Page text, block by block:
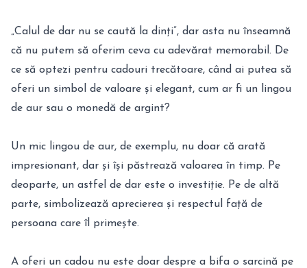
„Calul de dar nu se caută la dinți”, dar asta nu înseamnă
că nu putem să oferim ceva cu adevărat memorabil. De
ce să optezi pentru cadouri trecătoare, când ai putea să
oferi un simbol de valoare și elegant, cum ar fi un lingou
de aur sau o monedă de argint?
Un mic lingou de aur, de exemplu, nu doar că arată
impresionant, dar și își păstrează valoarea în timp. Pe
deoparte, un astfel de dar este o investiție. Pe de altă
parte, simbolizează aprecierea și respectul față de
persoana care îl primește.
A oferi un cadou nu este doar despre a bifa o sarcină pe